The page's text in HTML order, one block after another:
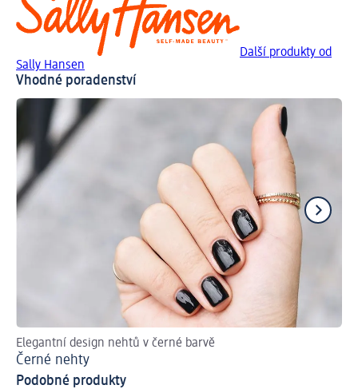
Další produkty od
Sally Hansen
Vhodné poradenství
Elegantní design nehtů v černé barvě
Černé nehty
Podobné produkty